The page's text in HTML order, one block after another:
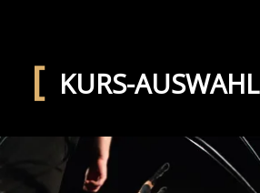
KURS-AUSWAHL